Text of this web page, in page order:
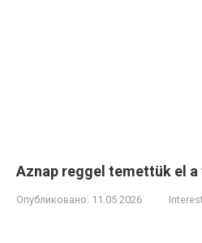
Aznap reggel temettük el
Опубликовано: 11.05.2026